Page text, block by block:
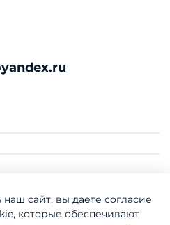
сайт, вы даете согласие
которые обеспечивают